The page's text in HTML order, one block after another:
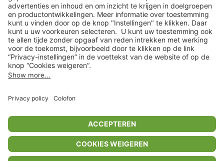
Acties
limango.de limango.pl
** Alle prijsopgaven zijn inclusief belasting en exclusief verzendkosten